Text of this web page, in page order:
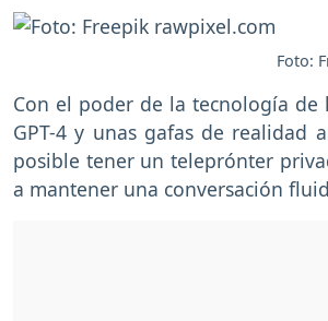
Foto:
Con el poder de la tecnología de
GPT-4 y unas gafas de realidad
posible tener un teleprónter
a mantener una conversación